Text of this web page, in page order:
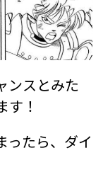
ンスとみた
す！
ったら、ダイ